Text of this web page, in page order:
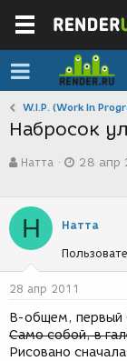
W.I.P. (Work In
Набросок
в
р
т
е
ы
Натта
а
о
з
и
я
28 апр
Н Натта
28 апр 2011
В-общем, первый
Само собой, в
Рисовано